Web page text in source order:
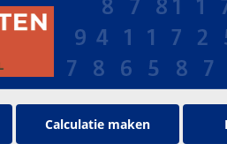
Calculatie maken